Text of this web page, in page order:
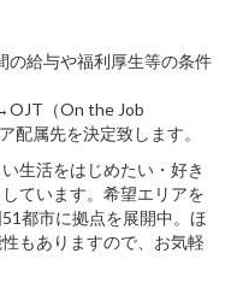
給与や福利厚生等の条件
（On the Job
属先を決定致します。
生活をはじめたい・好き
ています。希望エリアを
都市に拠点を展開中。ほ
もありますので、お気軽